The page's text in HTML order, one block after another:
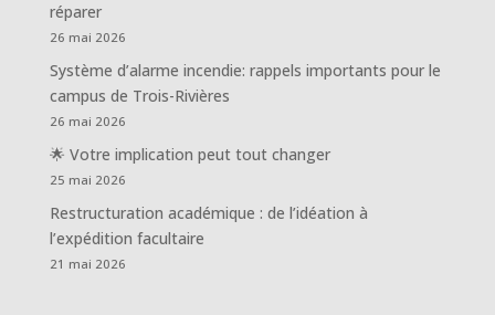
réparer
26 mai 2026
Système d’alarme incendie: rappels importants pour le
campus de Trois-Rivières
26 mai 2026
🌟 Votre implication peut tout changer
25 mai 2026
Restructuration académique : de l’idéation à
l’expédition facultaire
21 mai 2026